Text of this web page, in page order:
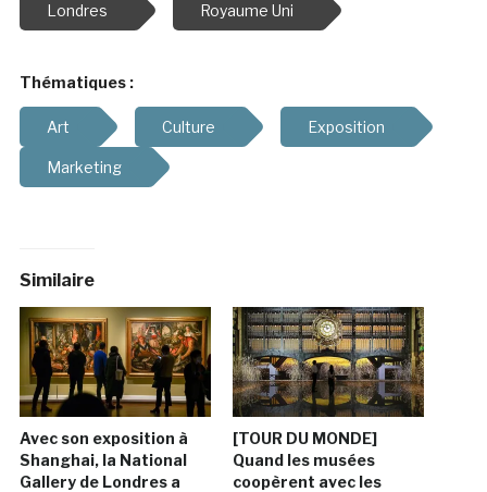
Londres Royaume Uni
Thématiques :
Art Culture Exposition
Marketing
Similaire
Avec son exposition à
Shanghai, la National
Gallery de Londres a
[TOUR DU MONDE]
Quand les musées
coopèrent avec les